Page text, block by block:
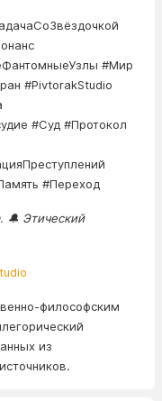
#Мир
#PivtorakStudio
#Суд #Протокол
#Переход
🔔 Этический
философским
из